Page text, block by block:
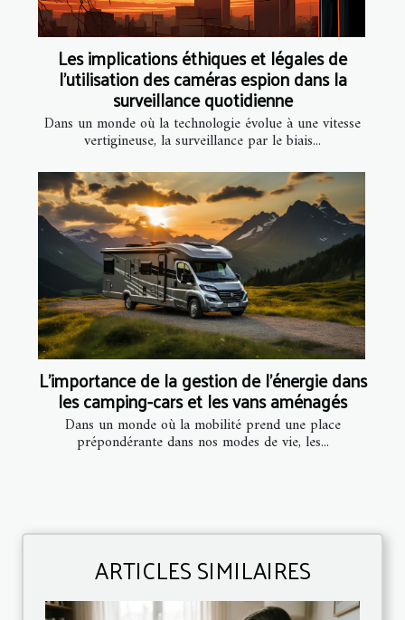
Les implications éthiques et légales de
l'utilisation des caméras espion dans la
surveillance quotidienne
Dans un monde où la technologie évolue à une vitesse
vertigineuse, la surveillance par le biais...
L'importance de la gestion de l'énergie dans
les camping-cars et les vans aménagés
Dans un monde où la mobilité prend une place
prépondérante dans nos modes de vie, les...
ARTICLES SIMILAIRES